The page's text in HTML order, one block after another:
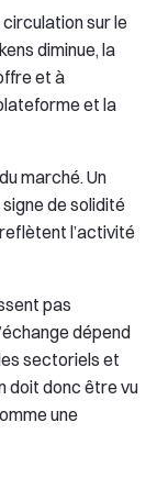
circulation sur le
diminue, la
et à
et la
marché. Un
de solidité
l’activité
pas
dépend
sectoriels et
doit donc être vu
une